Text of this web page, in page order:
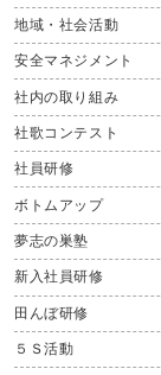
地域・社会活動
安全マネジメント
社内の取り組み
社歌コンテスト
社員研修
ボトムアップ
夢志の巣塾
新入社員研修
田んぼ研修
５Ｓ活動